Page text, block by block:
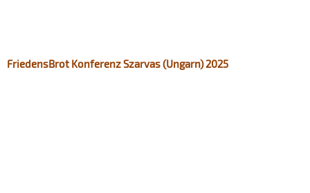
FriedensBrot Konferenz Szarvas (Ungarn) 2025